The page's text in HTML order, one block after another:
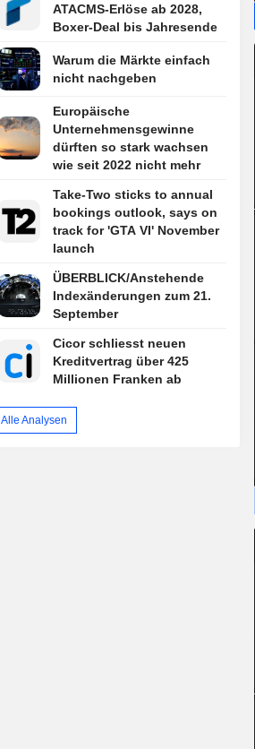
ATACMS-Erlöse ab 2028,
Boxer-Deal bis Jahresende
Warum die Märkte einfach
nicht nachgeben
Europäische
Unternehmensgewinne
dürften so stark wachsen
wie seit 2022 nicht mehr
Take-Two sticks to annual
bookings outlook, says on
track for 'GTA VI' November
launch
ÜBERBLICK/Anstehende
Indexänderungen zum 21.
September
Cicor schliesst neuen
Kreditvertrag über 425
Millionen Franken ab
Alle Analysen